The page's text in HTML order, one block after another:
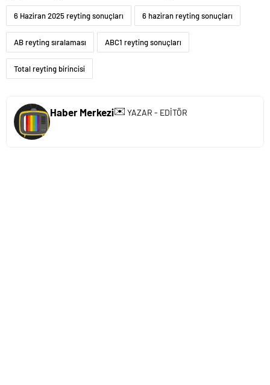
6 Haziran 2025 reyting sonuçları 6 haziran reyting sonuçları
AB reyting sıralaması ABC1 reyting sonuçları
Total reyting birincisi
Haber Merkezi✉️ YAZAR - EDİTÖR